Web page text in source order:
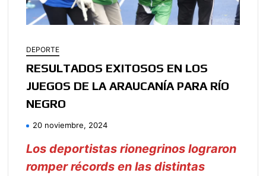
DEPORTE
RESULTADOS EXITOSOS EN LOS
JUEGOS DE LA ARAUCANÍA PARA RÍO
NEGRO
20 noviembre, 2024
Los deportistas rionegrinos lograron
romper récords en las distintas